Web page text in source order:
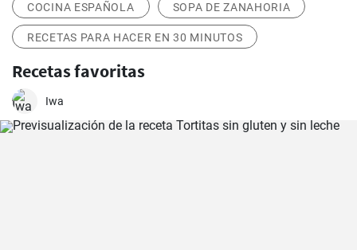
COCINA ESPAÑOLA SOPA DE ZANAHORIA
RECETAS PARA HACER EN 30 MINUTOS
Recetas favoritas
Iwa